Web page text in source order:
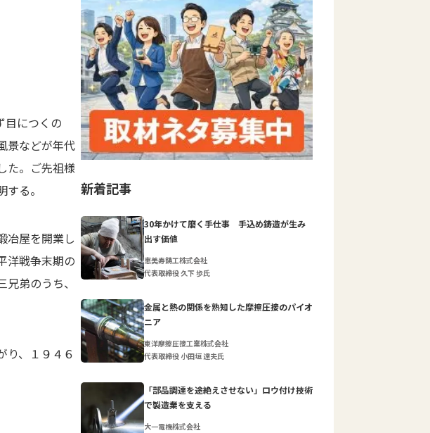
目につくの
景などが年代
た。ご先祖様
る。
冶屋を開業し
洋戦争末期の
弟のうち、
り、１９４６
新着記事
30年かけて磨く手仕事 手込め鋳造が生み
出す価値
恵美寿鋳工株式会社
代表取締役 久下 歩氏
金属と熱の関係を熟知した摩擦圧接のパイオ
ニア
東洋摩擦圧接工業株式会社
代表取締役 小田垣 達夫氏
「部品調達を途絶えさせない」ロウ付け技術
で製造業を支える
大一電機株式会社